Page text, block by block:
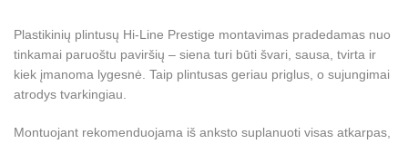
Plastikinių plintusų Hi-Line Prestige montavimas pradedamas nuo
tinkamai paruoštu paviršių – siena turi būti švari, sausa, tvirta ir
kiek įmanoma lygesnė. Taip plintusas geriau priglus, o sujungimai
atrodys tvarkingiau.
Montuojant rekomenduojama iš anksto suplanuoti visas atkarpas,